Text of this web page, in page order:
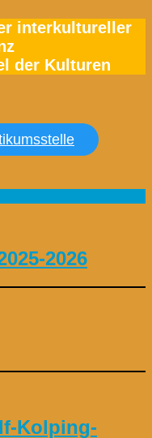
interkultureller
der Kulturen
2026
Kolping-